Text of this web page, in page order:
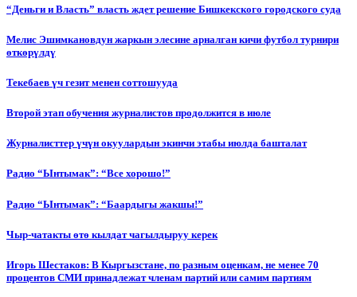
“Деньги и Власть” власть ждет решение Бишкекского городского суда
Мелис Эшимкановдун жаркын элесине арналган кичи футбол турнири
өткөрүлдү
Текебаев үч гезит менен соттошууда
Второй этап обучения журналистов продолжится в июле
Журналисттер үчүн окуулардын экинчи этабы июлда башталат
Радио “Ынтымак”: “Все хорошо!”
Радио “Ынтымак”: “Баардыгы жакшы!”
Чыр-чатакты өтө кылдат чагылдыруу керек
Игорь Шестаков: В Кыргызстане, по разным оценкам, не менее 70
процентов СМИ принадлежат членам партий или самим партиям